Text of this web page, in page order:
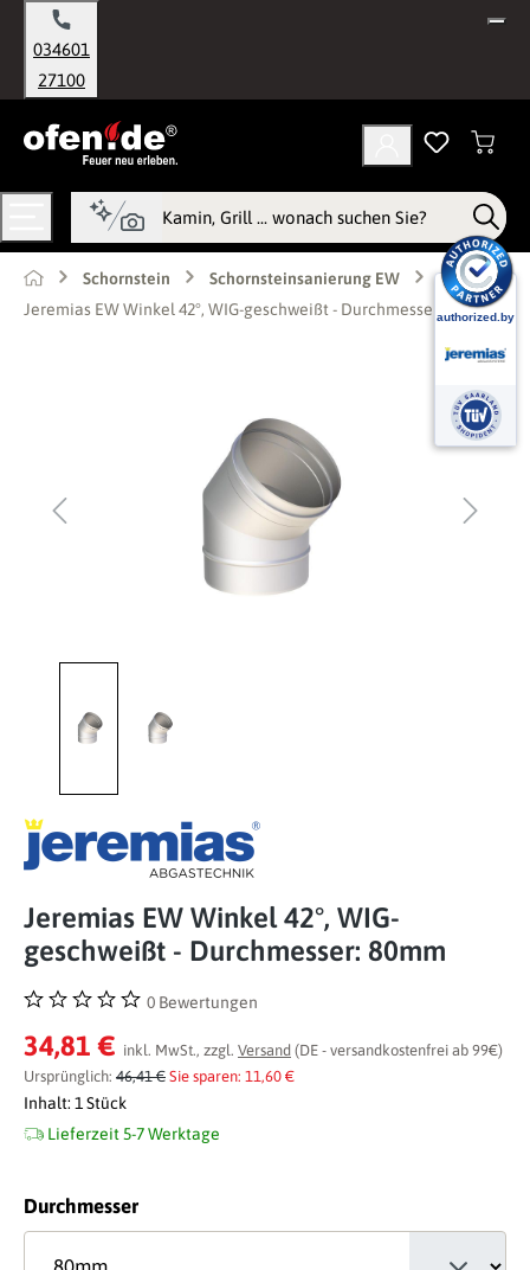
springen
034601
27100
Schornstein
Schornsteinsanierung EW
Jeremias EW Winkel 42°, WIG-geschweißt - Durchmesser: 80mm
Jeremias EW Winkel 42°, WIG-
geschweißt - Durchmesser: 80mm
Durchschnittliche Bewertung von 0 von 5 Sternen
0 Bewertungen
34,81 € inkl. MwSt., zzgl. Versand (DE - versandkostenfrei ab 99€)
Ursprünglich: 46,41 € Sie sparen: 11,60 €
Inhalt: 1 Stück
Lieferzeit 5-7 Werktage
Durchmesserauswählen